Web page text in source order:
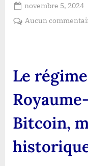
Posted
on
novembre 5, 2024
Aucun
Le
Bitcoin,